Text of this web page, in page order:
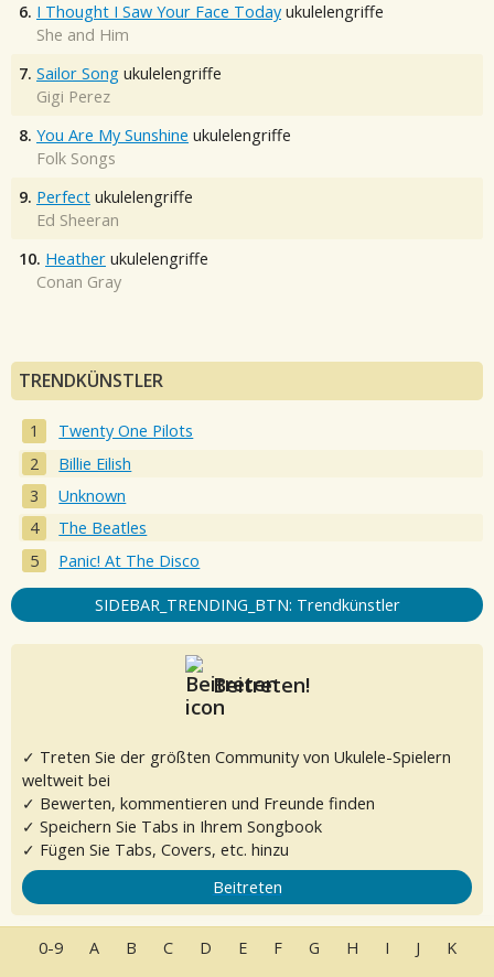
6. I Thought I Saw Your Face Today ukulelengriffe
She and Him
7. Sailor Song ukulelengriffe
Gigi Perez
8. You Are My Sunshine ukulelengriffe
Folk Songs
9. Perfect ukulelengriffe
Ed Sheeran
10. Heather ukulelengriffe
Conan Gray
TRENDKÜNSTLER
Twenty One Pilots
Billie Eilish
Unknown
The Beatles
Panic! At The Disco
SIDEBAR_TRENDING_BTN: Trendkünstler
Beitreten!
✓ Treten Sie der größten Community von Ukulele-Spielern
weltweit bei
✓ Bewerten, kommentieren und Freunde finden
✓ Speichern Sie Tabs in Ihrem Songbook
✓ Fügen Sie Tabs, Covers, etc. hinzu
Beitreten
0-9 A B C D E F G H I J K